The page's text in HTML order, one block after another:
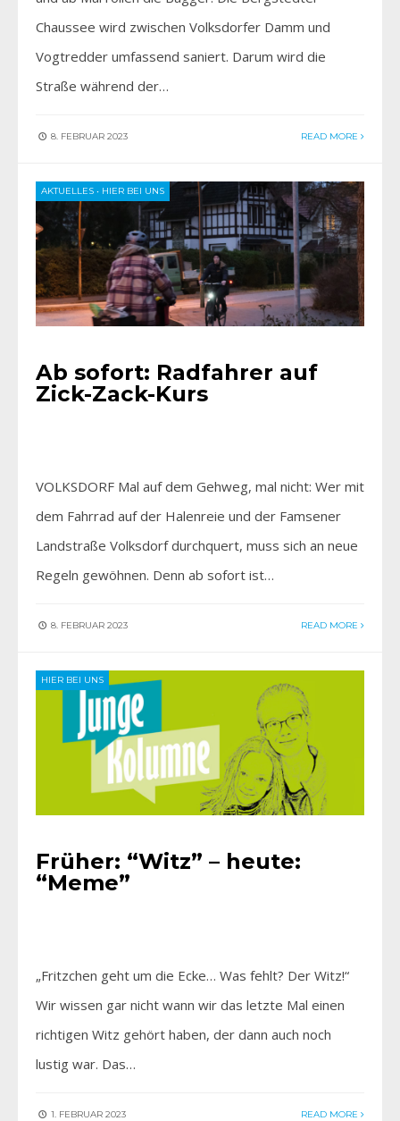
Chaussee wird zwischen Volksdorfer Damm und
Vogtredder umfassend saniert. Darum wird die
Straße während der…
8. FEBRUAR 2023 READ MORE
AKTUELLES • HIER BEI UNS
Ab sofort: Radfahrer auf
Zick-Zack-Kurs
VOLKSDORF Mal auf dem Gehweg, mal nicht: Wer mit
dem Fahrrad auf der Halenreie und der Famsener
Landstraße Volksdorf durchquert, muss sich an neue
Regeln gewöhnen. Denn ab sofort ist…
8. FEBRUAR 2023 READ MORE
HIER BEI UNS
Früher: “Witz” – heute:
“Meme”
„Fritzchen geht um die Ecke… Was fehlt? Der Witz!“
Wir wissen gar nicht wann wir das letzte Mal einen
richtigen Witz gehört haben, der dann auch noch
lustig war. Das…
1. FEBRUAR 2023 READ MORE